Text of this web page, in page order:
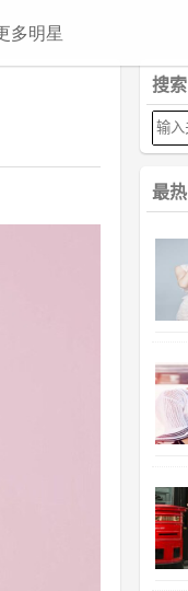
多明星
搜索
最热